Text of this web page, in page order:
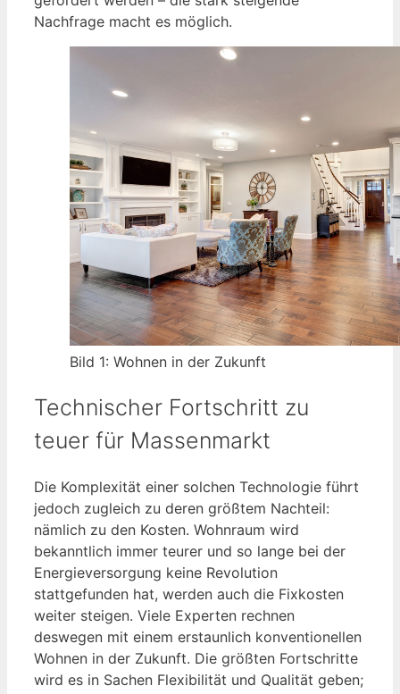
Nachfrage macht es möglich.
Bild 1: Wohnen in der Zukunft
Technischer Fortschritt zu
teuer für Massenmarkt
Die Komplexität einer solchen Technologie führt
jedoch zugleich zu deren größtem Nachteil:
nämlich zu den Kosten. Wohnraum wird
bekanntlich immer teurer und so lange bei der
Energieversorgung keine Revolution
stattgefunden hat, werden auch die Fixkosten
weiter steigen. Viele Experten rechnen
deswegen mit einem erstaunlich konventionellen
Wohnen in der Zukunft. Die größten Fortschritte
wird es in Sachen Flexibilität und Qualität geben;